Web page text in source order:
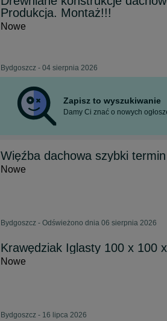
Produkcja. Montaż!!!
Nowe
Bydgoszcz - 04 sierpnia 2026
Zapisz to wyszukiwanie
Damy Ci znać o nowych
Więźba dachowa szybki termin
Nowe
Bydgoszcz - Odświeżono dnia 06 sierpnia 2026
Krawędziak Iglasty 100 x 100
Nowe
Bydgoszcz - 16 lipca 2026